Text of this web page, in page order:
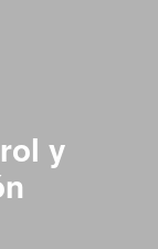
y